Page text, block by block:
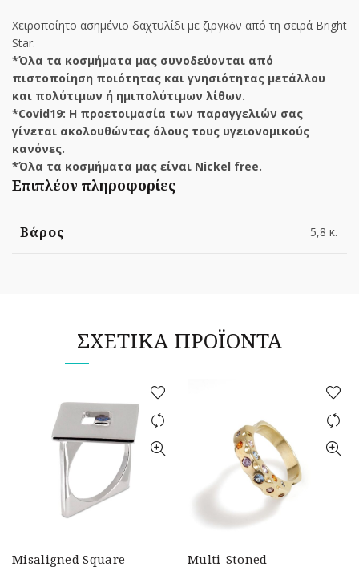
Χειροποίητο ασημένιο δαχτυλίδι με ζιργκὀν από τη σειρά Bright
Star.
*Όλα τα κοσμήματα μας συνοδεύονται από
πιστοποίηση ποιότητας και γνησιότητας μετάλλου
και πολύτιμων ή ημιπολύτιμων λίθων.
*Covid19: Η προετοιμασία των παραγγελιών σας
γίνεται ακολουθώντας όλους τους υγειονομικούς
κανόνες.
*Όλα τα κοσμήματα μας είναι Nickel free.
Επιπλέον πληροφορίες
Βάρος 5,8 κ.
ΣΧΕΤΙΚΆ ΠΡΟΪΌΝΤΑ
Misaligned Square Multi-Stoned